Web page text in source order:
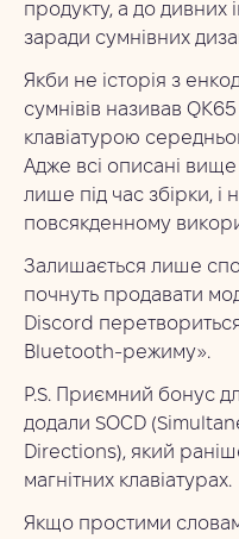
продукту, а до дивних
заради сумнівних
Якби не історія з
сумнівів називав
клавіатурою
Адже всі описані
лише під час збірки, і
повсякденному
Залишається лише
почнуть продавати
Discord перетвориться
Bluetooth-режиму».
P.S. Приємний бонус
додали SOCD
Directions), який
магнітних клавіатурах.
Якщо простими